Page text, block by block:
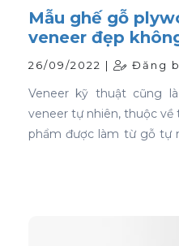
Mẫu ghế gỗ
veneer đẹp
26/09/2022 | Đăng
Veneer kỹ thuật cũng
veneer tự nhiên, thuộc
phẩm được làm từ gỗ tự